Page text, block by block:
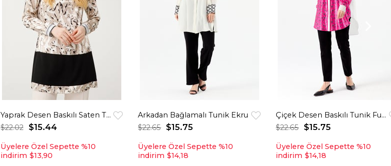
Yaprak Desen Baskılı Saten Tunik Bej
$15.44
$22.02
Üyelere Özel Sepette %10
indirim $13,90
Arkadan Bağlamalı Tunik Ekru
$15.75
$22.65
Üyelere Özel Sepette %10
indirim $14,18
Çiçek Desen Baskılı Tunik Fuşya
$15.75
$22.65
Üyelere Özel Sepette %10
indirim $14,18